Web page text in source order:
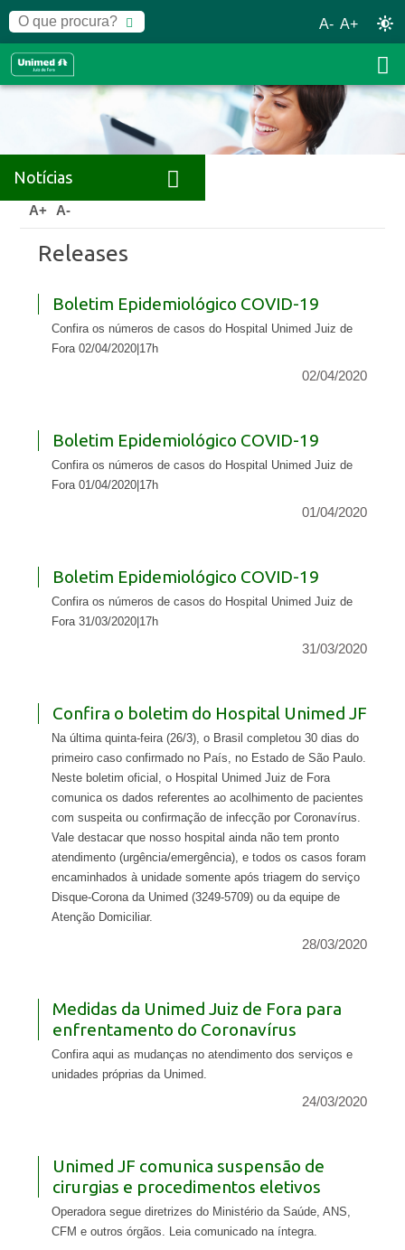
A- A+
Notícias
Home Notícias
A+ A-
Releases
Boletim Epidemiológico COVID-19
Confira os números de casos do Hospital Unimed Juiz de
Fora 02/04/2020|17h
02/04/2020
Boletim Epidemiológico COVID-19
Confira os números de casos do Hospital Unimed Juiz de
Fora 01/04/2020|17h
01/04/2020
Boletim Epidemiológico COVID-19
Confira os números de casos do Hospital Unimed Juiz de
Fora 31/03/2020|17h
31/03/2020
Confira o boletim do Hospital Unimed JF
Na última quinta-feira (26/3), o Brasil completou 30 dias do
primeiro caso confirmado no País, no Estado de São Paulo.
Neste boletim oficial, o Hospital Unimed Juiz de Fora
comunica os dados referentes ao acolhimento de pacientes
com suspeita ou confirmação de infecção por Coronavírus.
Vale destacar que nosso hospital ainda não tem pronto
atendimento (urgência/emergência), e todos os casos foram
encaminhados à unidade somente após triagem do serviço
Disque-Corona da Unimed (3249-5709) ou da equipe de
Atenção Domiciliar.
28/03/2020
Medidas da Unimed Juiz de Fora para
enfrentamento do Coronavírus
Confira aqui as mudanças no atendimento dos serviços e
unidades próprias da Unimed.
24/03/2020
Unimed JF comunica suspensão de
cirurgias e procedimentos eletivos
Operadora segue diretrizes do Ministério da Saúde, ANS,
CFM e outros órgãos. Leia comunicado na íntegra.